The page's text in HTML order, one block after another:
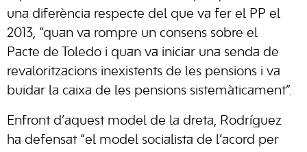
una diferència respecte del que va fer el PP el
2013, “quan va rompre un consens sobre el
Pacte de Toledo i quan va iniciar una senda de
revaloritzacions inexistents de les pensions i va
buidar la caixa de les pensions sistemàticament”.
Enfront d’aquest model de la dreta, Rodríguez
ha defensat “el model socialista de l’acord per